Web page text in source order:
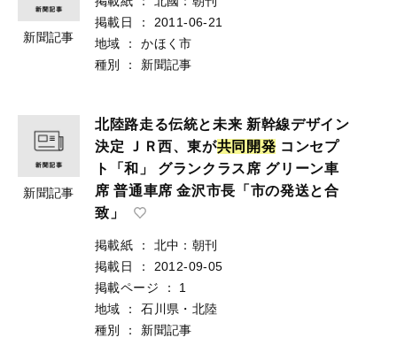
新聞記事
掲載日
：
2011-06-21
地域
：
かほく市
種別
： 新聞記事
新聞記事
北陸路走る伝統と未来 新幹線デザイン
決定 ＪＲ西、東が共同 開発 コンセプ
ト「和」 グランクラス席 グリーン車
席 普通車席 金沢市長「市の発送と合
致」
掲載紙 ：
北中：朝刊
掲載日
：
2012-09-05
掲載ページ
：
1
地域
：
石川県・北陸
種別
： 新聞記事